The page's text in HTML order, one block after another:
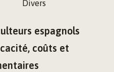
Divers
espagnols
coûts et